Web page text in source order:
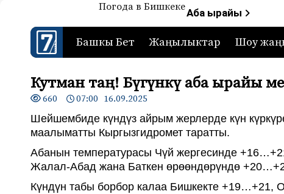
7-канал. Жаңылыктар —
Жаңылыктар — Кыргызстан
Погода в БишкекеАба ырайы
Башкы Бет Жаңылыктар Шоу
Кутман таң! Бүгүнкү аба ырайы
660 07:00 16.09.2025
Шейшембиде күндүз айрым жерлерде күн
маалыматты Кыргызгидромет таратты.
Абанын температурасы Чүй жергесинде
Жалал-Абад жана Баткен өрөөндөрүндө
Күндүн табы борбор калаа Бишкекте +19…+21,